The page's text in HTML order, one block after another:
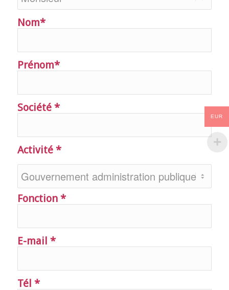
Nom*
Prénom*
Société *
Activité *
Fonction *
E-mail *
Tél *
EUR